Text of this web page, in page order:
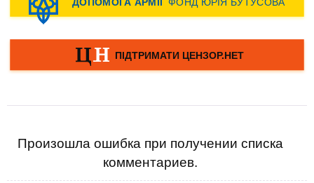
Произошла ошибка при получении списка
комментариев.